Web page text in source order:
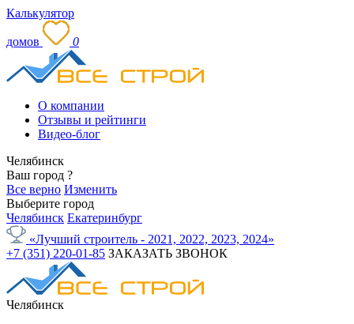
Калькулятор
домов 0
О компании
Отзывы и рейтинги
Видео-блог
Челябинск
Ваш город ?
Все верно Изменить
Выберите город
Челябинск Екатеринбург
«Лучший строитель - 2021, 2022, 2023, 2024»
+7 (351) 220-01-85 ЗАКАЗАТЬ ЗВОНОК
Челябинск